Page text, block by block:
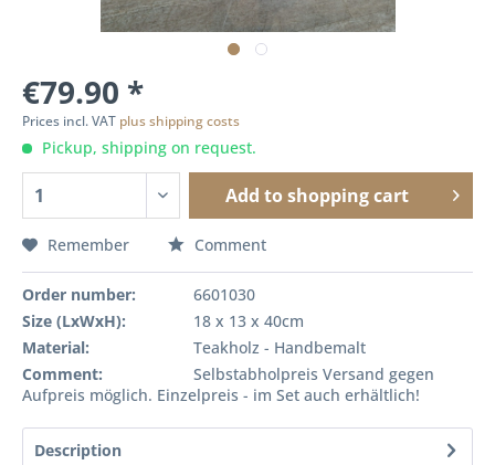
€79.90 *
Prices incl. VAT plus shipping costs
Pickup, shipping on request.
Add to shopping cart
Remember Comment
Order number:
6601030
Size (LxWxH):
18 x 13 x 40cm
Material:
Teakholz - Handbemalt
Comment:
Selbstabholpreis Versand gegen
Aufpreis möglich. Einzelpreis - im Set auch erhältlich!
Description